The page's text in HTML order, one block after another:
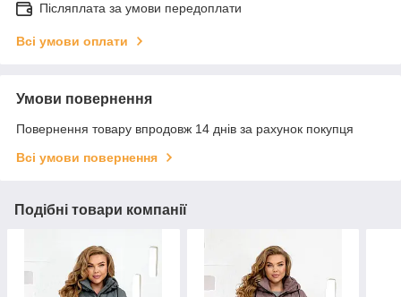
Післяплата за умови передоплати
Всі умови оплати
Умови повернення
Повернення товару впродовж 14 днів за рахунок покупця
Всі умови повернення
Подібні товари компанії